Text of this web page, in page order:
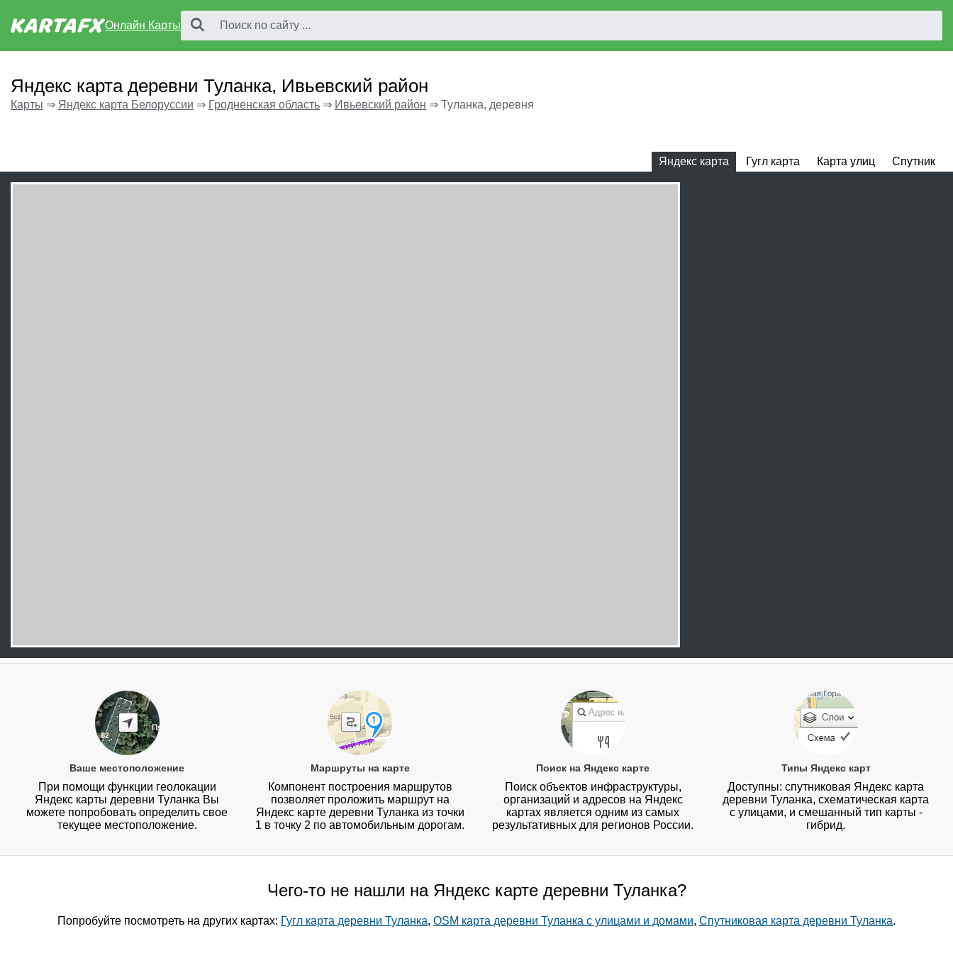
Онлайн Карты
Яндекс карта деревни Туланка, Ивьевский район
Карты ⇒ Яндекс карта Белоруссии ⇒ Гродненская область ⇒ Ивьевский район ⇒ Туланка, деревня
Яндекс карта Гугл карта Карта улиц Спутник
Ваше местоположение
При помощи функции геолокации
Яндекс карты деревни Туланка Вы
можете попробовать определить свое
текущее местоположение.
Маршруты на карте
Компонент построения маршрутов
позволяет проложить маршрут на
Яндекс карте деревни Туланка из точки
1 в точку 2 по автомобильным дорогам.
Поиск на Яндекс карте
Поиск объектов инфраструктуры,
организаций и адресов на Яндекс
картах является одним из самых
результативных для регионов России.
Типы Яндекс карт
Доступны: спутниковая Яндекс карта
деревни Туланка, схематическая карта
с улицами, и смешанный тип карты -
гибрид.
Чего-то не нашли на Яндекс карте деревни Туланка?
Попробуйте посмотреть на других картах: Гугл карта деревни Туланка, OSM карта деревни Туланка с улицами и домами, Спутниковая карта деревни Туланка.